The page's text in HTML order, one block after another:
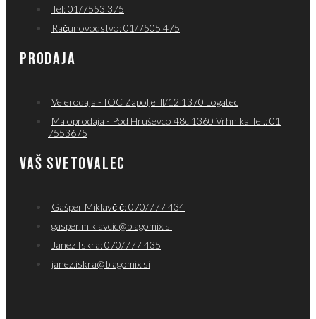
Tel: 01/7553 375
Računovodstvo: 01/7505 475
PRODAJA
Velerodaja - IOC Zapolje lll/12 1370 Logatec
Maloprodaja - Pod Hruševco 48c 1360 Vrhnika Tel.: 01
7553675
VAŠ SVETOVALEC
Gašper Miklavčič: 070/777 434
gasper.miklavcic@blagomix.si
Janez Iskra: 070/777 435
janez.iskra@blagomix.si